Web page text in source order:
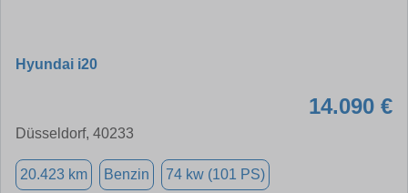
Hyundai i20
14.090 €
Düsseldorf, 40233
20.423 km Benzin 74 kw (101 PS)